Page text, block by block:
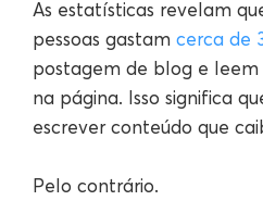
As estatísticas revelam
pessoas gastam cerca de
postagem de blog e leem
na página. Isso significa
escrever conteúdo que
Pelo contrário.